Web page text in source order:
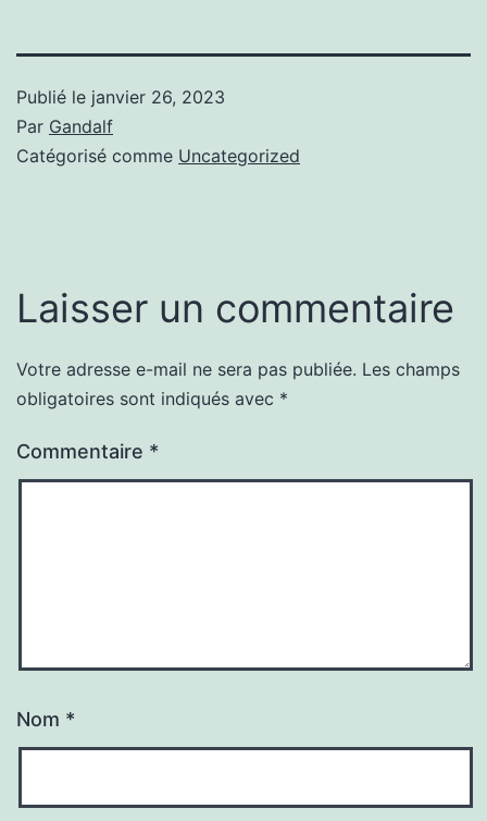
Publié le janvier 26, 2023
Par Gandalf
Catégorisé comme Uncategorized
Laisser un commentaire
Votre adresse e-mail ne sera pas publiée. Les champs
obligatoires sont indiqués avec *
Commentaire *
Nom *